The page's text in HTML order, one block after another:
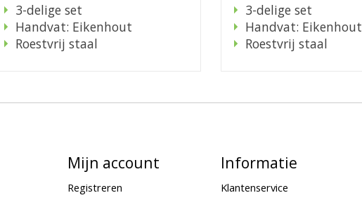
3-delige set
Handvat: Eikenhout
Roestvrij staal
3-delige set
Handvat: Eikenhout
Roestvrij staal
Mijn account
Registreren
Informatie
Klantenservice